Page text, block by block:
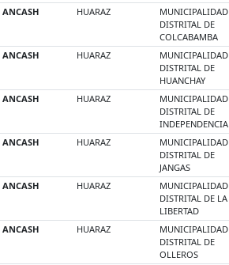
ANCASH HUARAZ
MUNICIPALIDAD
DISTRITAL DE
COLCABAMBA
ANCASH HUARAZ
MUNICIPALIDAD
DISTRITAL DE
HUANCHAY
ANCASH HUARAZ
MUNICIPALIDAD
DISTRITAL DE
INDEPENDENCIA
ANCASH HUARAZ
MUNICIPALIDAD
DISTRITAL DE
JANGAS
ANCASH HUARAZ
MUNICIPALIDAD
DISTRITAL DE LA
LIBERTAD
ANCASH HUARAZ
MUNICIPALIDAD
DISTRITAL DE
OLLEROS